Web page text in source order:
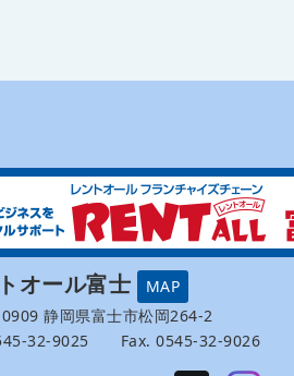
オール富士
MAP
静岡県富士市松岡264-2
32-9025 Fax. 0545-32-9026